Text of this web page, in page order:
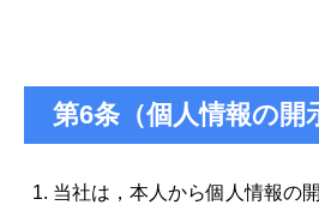
第6条（個人情報の開
当社は，本人から個人情報の